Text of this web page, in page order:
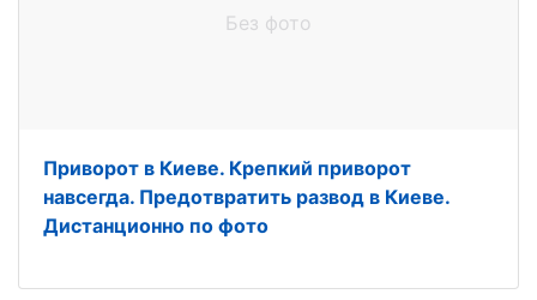
Без фото
Приворот в Киеве. Крепкий приворот
навсегда. Предотвратить развод в Киеве.
Дистанционно по фото